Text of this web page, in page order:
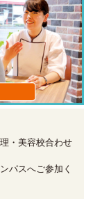
・美容校合わせ
パスへご参加く